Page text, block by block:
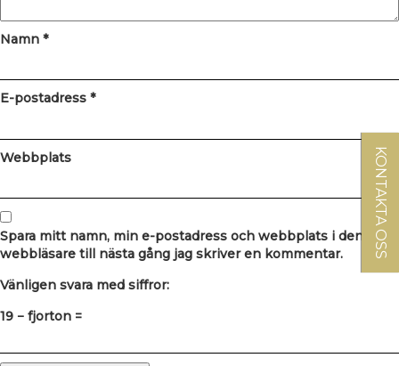
Namn *
E-postadress *
Webbplats
Spara mitt namn, min e-postadress och webbplats i denna
webbläsare till nästa gång jag skriver en kommentar.
Vänligen svara med siffror:
19 − fjorton =
KONTAKTA OSS